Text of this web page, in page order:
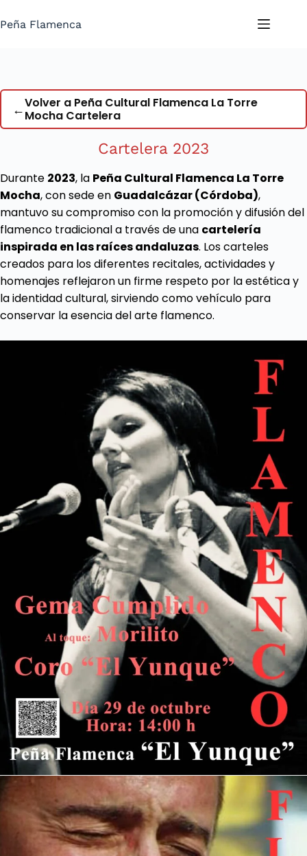
al
Peña Flamenca
←Volver a Peña Cultural Flamenca La Torre
Mocha Cartelera
Cartelera 2023
Durante 2023, la Peña Cultural Flamenca La Torre
Mocha, con sede en Guadalcázar (Córdoba),
mantuvo su compromiso con la promoción y difusión del
flamenco tradicional a través de una cartelería
inspirada en las raíces andaluzas. Los carteles
creados para los diferentes recitales, actividades y
homenajes reflejaron un firme respeto por la estética y
la identidad cultural, sirviendo como vehículo para
conservar la esencia del arte flamenco.